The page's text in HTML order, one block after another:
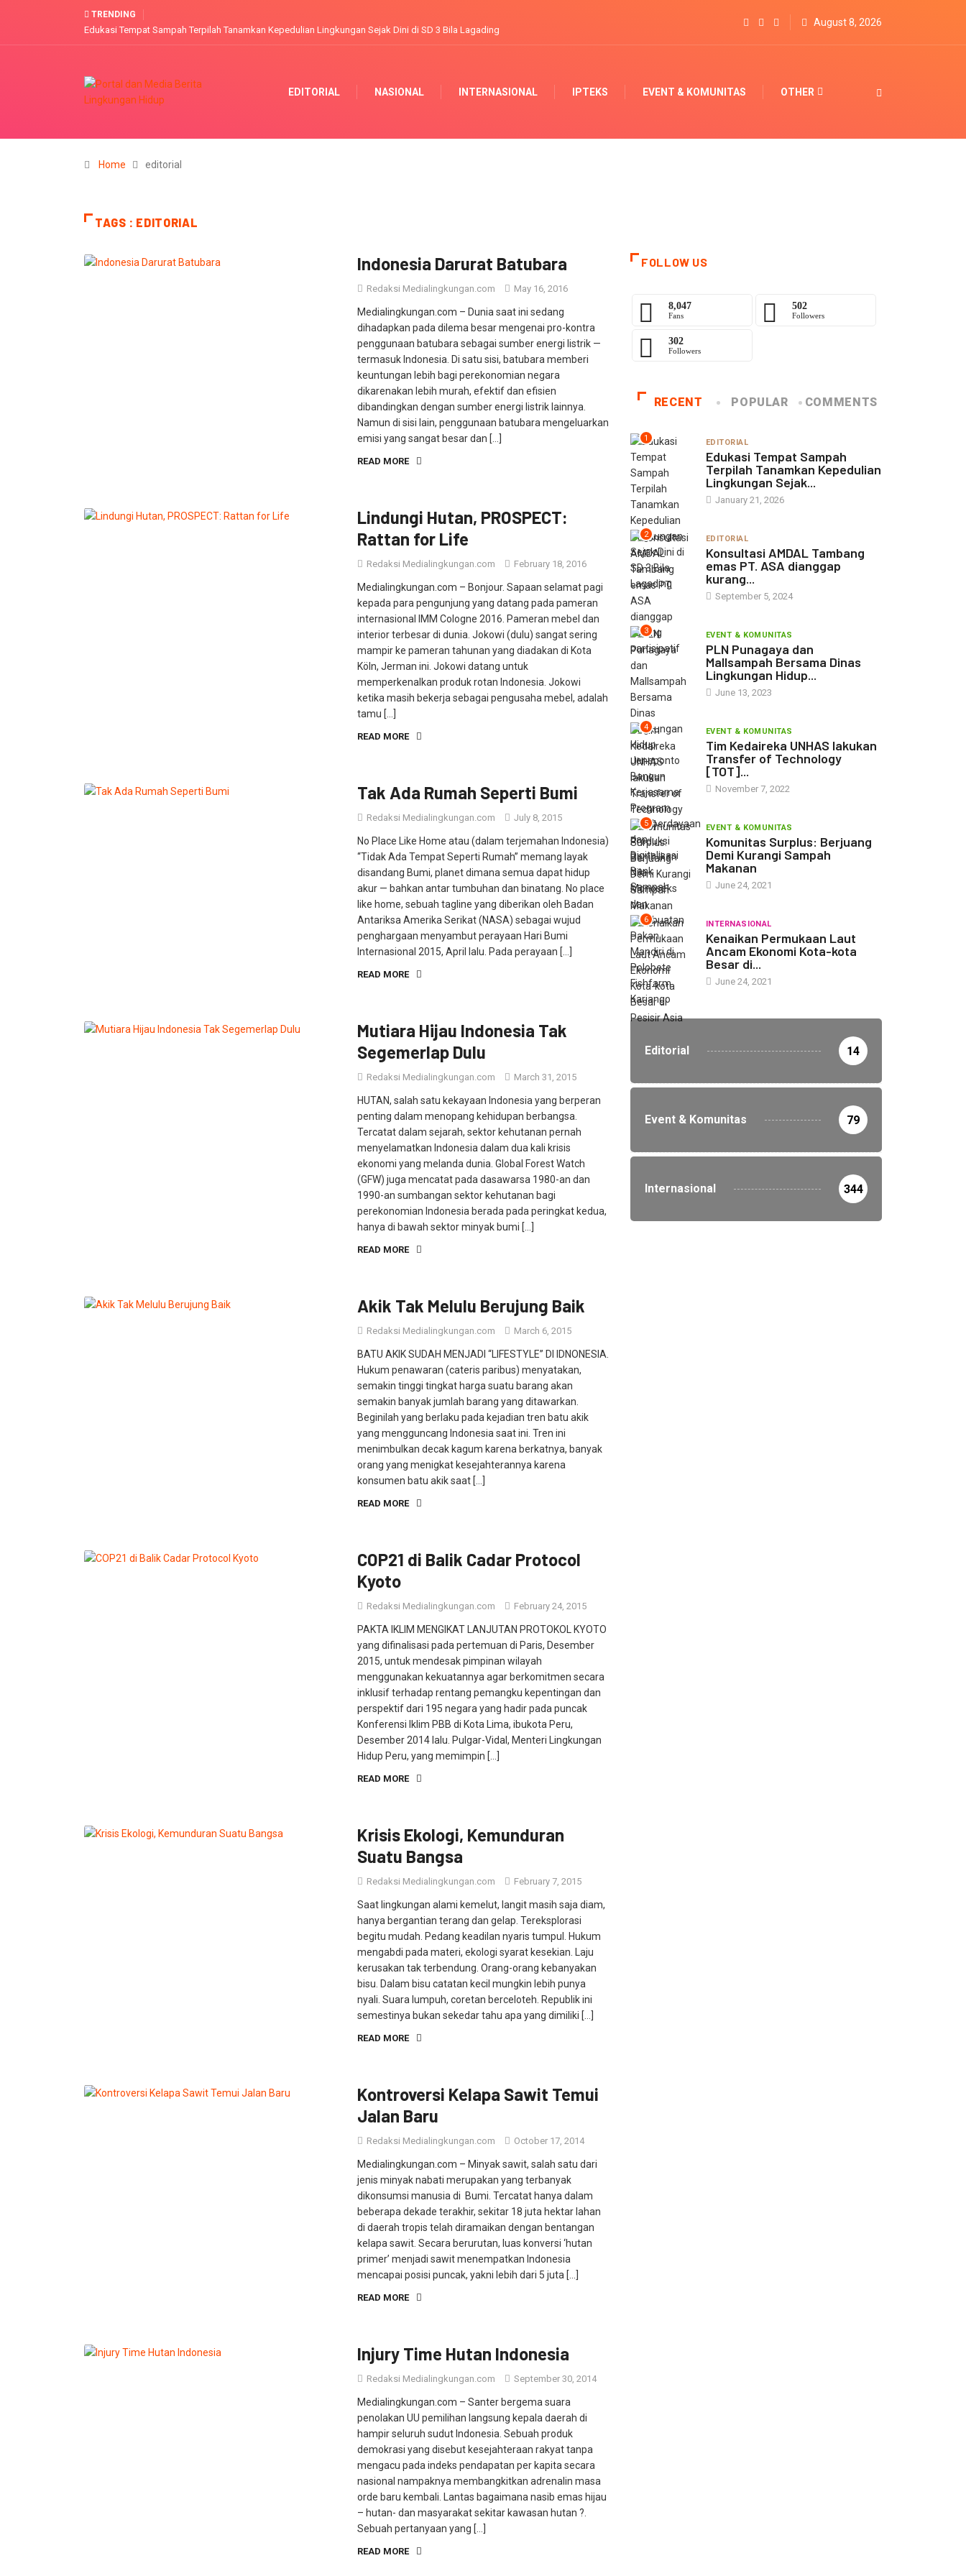
TRENDING
Redaksi Medialingkungan.com May 16, 2016
Medialingkungan.com – Dunia saat ini sedang
dihadapkan pada dilema besar mengenai pro-kontra
penggunaan batubara sebagai sumber energi listrik —
termasuk Indonesia. Di satu sisi, batubara memberi
keuntungan lebih bagi perekonomian negara
dikarenakan lebih murah, efektif dan efisien
dibandingkan dengan sumber energi listrik lainnya.
Namun di sisi lain, penggunaan batubara mengeluarkan
emisi yang sangat besar dan […]
READ MORE
Rattan for Life
Redaksi Medialingkungan.com
Medialingkungan.com – Bonjour. Sapaan selamat pagi
kepada para pengunjung yang datang pada pameran
internasional IMM Cologne 2016. Pameran mebel dan
interior terbesar di dunia. Jokowi (dulu) sangat sering
mampir ke pameran tahunan yang diadakan di Kota
Köln, Jerman ini. Jokowi datang untuk
memperkenalkan produk rotan Indonesia. Jokowi
ketika masih bekerja sebagai pengusaha mebel, adalah
tamu […]
READ MORE
Redaksi Medialingkungan.com July 8, 2015
No Place Like Home atau (dalam terjemahan Indonesia)
“Tidak Ada Tempat Seperti Rumah” memang layak
disandang Bumi, planet dimana semua dapat hidup
akur — bahkan antar tumbuhan dan binatang. No place
like home, sebuah tagline yang diberikan oleh Badan
Antariksa Amerika Serikat (NASA) sebagai wujud
penghargaan menyambut perayaan Hari Bumi
Internasional 2015, April lalu. Pada perayaan […]
READ MORE
Segemerlap Dulu
Redaksi Medialingkungan.com
HUTAN, salah satu kekayaan Indonesia yang berperan
penting dalam menopang kehidupan berbangsa.
Tercatat dalam sejarah, sektor kehutanan pernah
menyelamatkan Indonesia dalam dua kali krisis
ekonomi yang melanda dunia. Global Forest Watch
(GFW) juga mencatat pada dasawarsa 1980-an dan
1990-an sumbangan sektor kehutanan bagi
perekonomian Indonesia berada pada peringkat kedua,
hanya di bawah sektor minyak bumi […]
READ MORE
Redaksi Medialingkungan.com March 6, 2015
BATU AKIK SUDAH MENJADI “LIFESTYLE” DI IDNONESIA.
Hukum penawaran (cateris paribus) menyatakan,
semakin tinggi tingkat harga suatu barang akan
semakin banyak jumlah barang yang ditawarkan.
Beginilah yang berlaku pada kejadian tren batu akik
yang mengguncang Indonesia saat ini. Tren ini
menimbulkan decak kagum karena berkatnya, banyak
orang yang menigkat kesejahterannya karena
konsumen batu akik saat […]
READ MORE
Kyoto
Redaksi Medialingkungan.com
PAKTA IKLIM MENGIKAT LANJUTAN PROTOKOL KYOTO
yang difinalisasi pada pertemuan di Paris, Desember
2015, untuk mendesak pimpinan wilayah
menggunakan kekuatannya agar berkomitmen secara
inklusif terhadap rentang pemangku kepentingan dan
perspektif dari 195 negara yang hadir pada puncak
Konferensi Iklim PBB di Kota Lima, ibukota Peru,
Desember 2014 lalu. Pulgar-Vidal, Menteri Lingkungan
Hidup Peru, yang memimpin […]
READ MORE
Suatu Bangsa
Redaksi Medialingkungan.com
Saat lingkungan alami kemelut, langit masih saja diam,
hanya bergantian terang dan gelap. Tereksplorasi
begitu mudah. Pedang keadilan nyaris tumpul. Hukum
mengabdi pada materi, ekologi syarat kesekian. Laju
kerusakan tak terbendung. Orang-orang kebanyakan
bisu. Dalam bisu catatan kecil mungkin lebih punya
nyali. Suara lumpuh, coretan berceloteh. Republik ini
semestinya bukan sekedar tahu apa yang dimiliki […]
READ MORE
Jalan Baru
Redaksi Medialingkungan.com
Medialingkungan.com – Minyak sawit, salah satu dari
jenis minyak nabati merupakan yang terbanyak
dikonsumsi manusia di Bumi. Tercatat hanya dalam
beberapa dekade terakhir, sekitar 18 juta hektar lahan
di daerah tropis telah diramaikan dengan bentangan
kelapa sawit. Secara berurutan, luas konversi ‘hutan
primer’ menjadi sawit menempatkan Indonesia
mencapai posisi puncak, yakni lebih dari 5 juta […]
READ MORE
Redaksi Medialingkungan.com September 30, 2014
Medialingkungan.com – Santer bergema suara
penolakan UU pemilihan langsung kepala daerah di
hampir seluruh sudut Indonesia. Sebuah produk
demokrasi yang disebut kesejahteraan rakyat tanpa
mengacu pada indeks pendapatan per kapita secara
nasional nampaknya membangkitkan adrenalin masa
orde baru kembali. Lantas bagaimana nasib emas hijau
– hutan- dan masyarakat sekitar kawasan hutan ?.
Sebuah pertanyaan yang […]
READ MORE
Edukasi Tempat Sampah
Terpilah Tanamkan Kepedulian
Lingkungan Sejak...
January 21, 2026
2
Konsultasi AMDAL Tambang
emas PT. ASA dianggap
kurang...
September 5, 2024
3
PLN Punagaya dan
Mallsampah Bersama Dinas
Lingkungan Hidup...
June 13, 2023
4
Tim Kedaireka UNHAS lakukan
Transfer of Technology
[TOT]...
November 7, 2022
5
Komunitas Surplus: Berjuang
Demi Kurangi Sampah
Makanan
June 24, 2021
6
Kenaikan Permukaan Laut
Ancam Ekonomi Kota-kota
Besar di...
June 24, 2021
14
79
344